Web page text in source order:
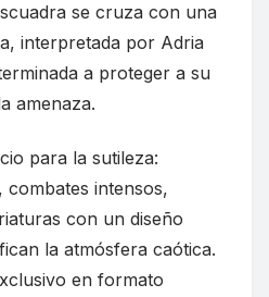
se cruza con una
interpretada por Adria
a proteger a su
amenaza.
para la sutileza:
combates intensos,
con un diseño
la atmósfera caótica.
en formato